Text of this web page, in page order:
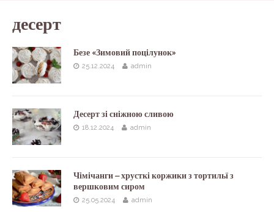
десерт
Безе «Зимовий поцілунок»
25.12.2024 admin
Десерт зі сніжною сливою
18.12.2024 admin
Чімічанги – хрусткі коржики з тортильї з
вершковим сиром
25.05.2024 admin